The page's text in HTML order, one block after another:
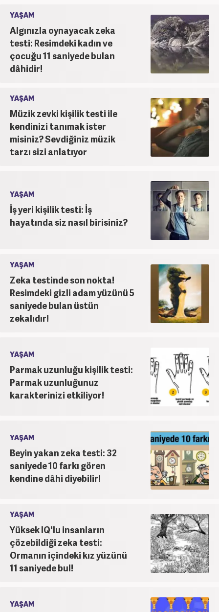
YAŞAM
Algınızla oynayacak zeka
testi: Resimdeki kadın ve
çocuğu 11 saniyede bulan
dâhidir!
YAŞAM
Müzik zevki kişilik testi ile
kendinizi tanımak ister
misiniz? Sevdiğiniz müzik
tarzı sizi anlatıyor
YAŞAM
İş yeri kişilik testi: İş
hayatında siz nasıl birisiniz?
YAŞAM
Zeka testinde son nokta!
Resimdeki gizli adam yüzünü 5
saniyede bulan üstün
zekalıdır!
YAŞAM
Parmak uzunluğu kişilik testi:
Parmak uzunluğunuz
karakterinizi etkiliyor!
YAŞAM
Beyin yakan zeka testi: 32
saniyede 10 farkı gören
kendine dâhi diyebilir!
YAŞAM
Yüksek IQ'lu insanların
çözebildiği zeka testi:
Ormanın içindeki kız yüzünü
11 saniyede bul!
YAŞAM